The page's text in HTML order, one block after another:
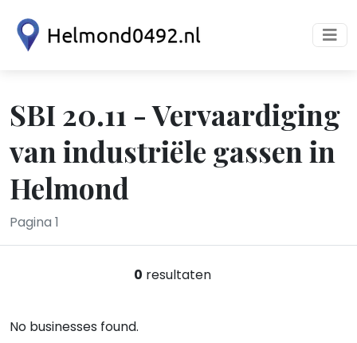
SBI 20.11 - Vervaardiging
van industriële gassen in
Helmond
Pagina 1
0 resultaten
No businesses found.